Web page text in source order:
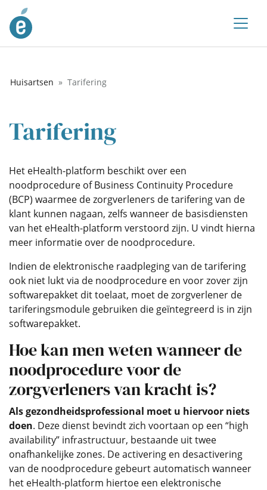
Huisartsen Tarifering
Tarifering
Het eHealth-platform beschikt over een
noodprocedure of Business Continuity Procedure
(BCP) waarmee de zorgverleners de tarifering van de
klant kunnen nagaan, zelfs wanneer de basisdiensten
van het eHealth-platform verstoord zijn. U vindt hierna
meer informatie over de noodprocedure.
Indien de elektronische raadpleging van de tarifering
ook niet lukt via de noodprocedure en voor zover zijn
softwarepakket dit toelaat, moet de zorgverlener de
tariferingsmodule gebruiken die geïntegreerd is in zijn
softwarepakket.
Hoe kan men weten wanneer de
noodprocedure voor de
zorgverleners van kracht is?
Als gezondheidsprofessional moet u hiervoor niets
doen. Deze dienst bevindt zich voortaan op een “high
availability” infrastructuur, bestaande uit twee
onafhankelijke zones. De activering en desactivering
van de noodprocedure gebeurt automatisch wanneer
het eHealth-platform hiertoe een elektronische